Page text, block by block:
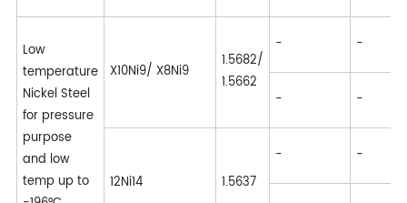
Low
temperature
Nickel Steel
for pressure
purpose
and low
temp up to
X10Ni9/ X8Ni9
1.5682/
1.5662
- -
- -
12Ni14 1.5637
- -